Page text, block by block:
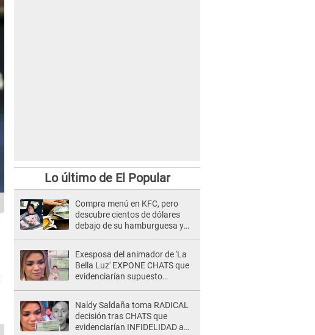
Lo último de El Popular
Compra menú en KFC, pero
descubre cientos de dólares
debajo de su hamburguesa y
Exesposa del animador de 'La
Bella Luz' EXPONE CHATS que
evidenciarían supuesto
Naldy Saldaña toma RADICAL
decisión tras CHATS que
evidenciarían INFIDELIDAD a